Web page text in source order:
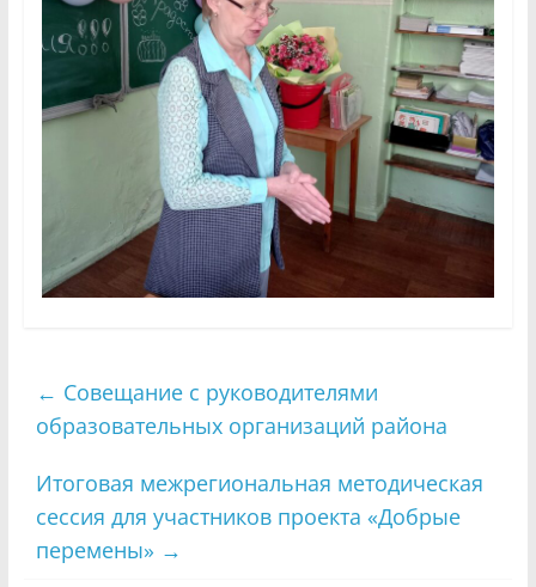
← Совещание с руководителями
образовательных организаций района
Итоговая межрегиональная методическая
сессия для участников проекта «Добрые
перемены» →